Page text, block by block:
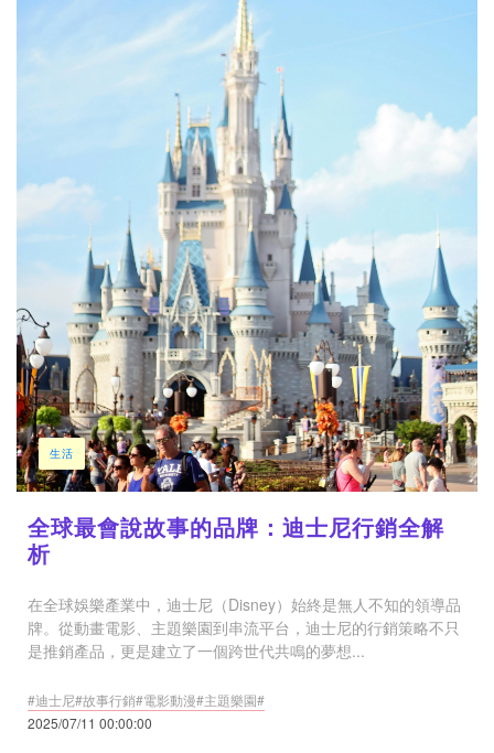
生活
全球最會說故事的品牌：迪士尼行銷全解
析
在全球娛樂產業中，迪士尼（Disney）始終是無人不知的領導品
牌。從動畫電影、主題樂園到串流平台，迪士尼的行銷策略不只
是推銷產品，更是建立了一個跨世代共鳴的夢想...
#迪士尼#故事行銷#電影動漫#主題樂園#
2025/07/11 00:00:00